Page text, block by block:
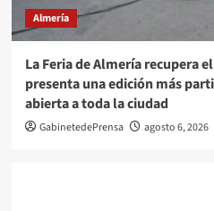
Almería
La Feria de Almería recupera
presenta una edición más
abierta a toda la ciudad
GabinetedePrensa agosto 6, 2026